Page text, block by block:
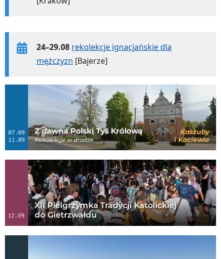
24–29.08 rekolekcje ignacjańskie dla
mężczyzn [Bajerze]